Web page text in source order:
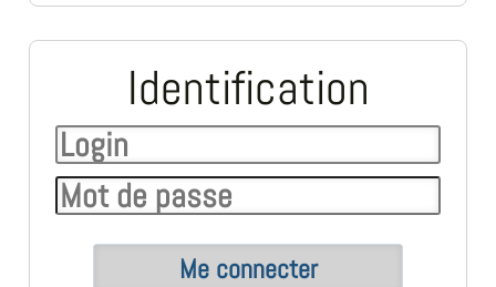
Identification